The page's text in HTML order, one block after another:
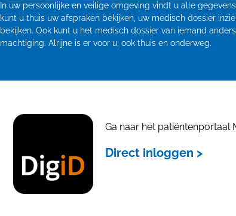
In uw persoonlijke en veilige omgeving vindt u alle
kunt u thuis uw afspraken bekijken, uw medisch dossier
bekijken. Ook kunt u het medisch dossier van iemand
machtiging. Alrijne is er voor u, ook thuis en onderweg.
Ga naar het patiëntenportaal
Direct inloggen >